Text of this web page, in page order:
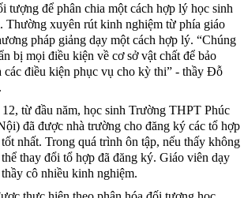
tượng để phân chia một cách hợp lý học sinh
Thường xuyên rút kinh nghiệm từ phía giáo
pháp giảng dạy một cách hợp lý. “Chúng
bị mọi điều kiện về cơ sở vật chất để bảo
các điều kiện phục vụ cho kỳ thi” - thầy Đỗ
từ đầu năm, học sinh Trường THPT Phúc
đã được nhà trường cho đăng ký các tổ hợp
nhất. Trong quá trình ôn tập, nếu thấy không
thay đổi tổ hợp đã đăng ký. Giáo viên dạy
cô nhiều kinh nghiệm.